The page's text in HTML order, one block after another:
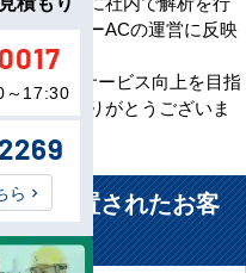
ンセンターACの運営に反映
よう、サービス向上を目指
、誠にありがとうございま
に設置されたお客
0017
～17:30
2269
ら